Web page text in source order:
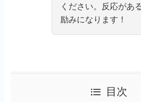
ください。反応があ
励みになります！
目次